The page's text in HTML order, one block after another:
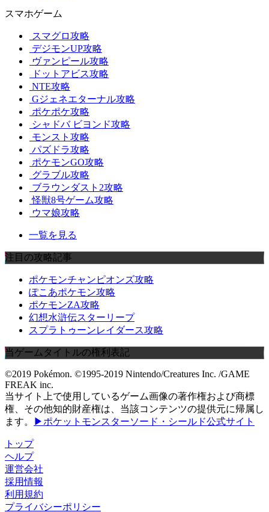
スマホゲーム
スマグロ攻略
デジモンUP攻略
ヴァンピール攻略
ドットアビス攻略
NTE攻略
Gジェネエターナル攻略
ポケポケ攻略
シャドバ ビヨンド攻略
モンスト攻略
パズドラ攻略
ポケモンGO攻略
グラブル攻略
ブラウンダスト2攻略
怪獣8号ゲーム攻略
ウマ娘攻略
一覧を見る
注目の攻略記事
ポケモンチャンピオンズ攻略
ぽこあポケモン攻略
ポケモンZA攻略
幻想水滸伝スターリープ
スプラトゥーンレイダース攻略
当ゲームタイトルの権利表記
©2019 Pokémon. ©1995-2019 Nintendo/Creatures Inc. /GAME
FREAK inc.
当サイト上で使用しているゲーム画像の著作権および商標
権、その他知的財産権は、当該コンテンツの提供元に帰属し
ます。
▶ポケットモンスターソード・シールド公式サイト
トップ
ヘルプ
運営会社
採用情報
利用規約
プライバシーポリシー